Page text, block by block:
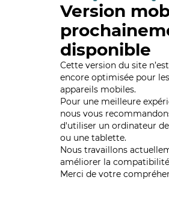
Version
disponible
Cette version du site
encore optimisée pour les
appareils mobiles.
Pour une meilleure
nous vous
d'utiliser un ordinateur
ou une tablette.
Nous travaillons
améliorer la
Merci de votre